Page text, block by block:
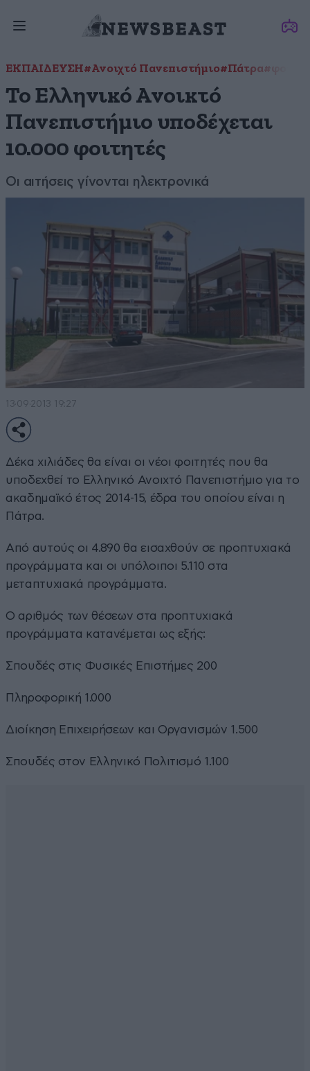
ΕΚΠΑΙΔΕΥΣΗ#Ανοιχτό Πανεπιστήμιο#Πάτρα
To Ελληνικό Ανοικτό
Πανεπιστήμιο υποδέχεται
10.000 φοιτητές
Οι αιτήσεις γίνονται ηλεκτρονικά
13·09·2013 19:27
Δέκα χιλιάδες θα είναι οι νέοι φοιτητές που θα
υποδεχθεί το Ελληνικό Ανοιχτό Πανεπιστήμιο για το
ακαδημαϊκό έτος 2014-15, έδρα του οποίου είναι η
Πάτρα.
Από αυτούς οι 4.890 θα εισαχθούν σε προπτυχιακά
προγράμματα και οι υπόλοιποι 5.110 στα
μεταπτυχιακά προγράμματα.
Ο αριθμός των θέσεων στα προπτυχιακά
προγράμματα κατανέμεται ως εξής:
Σπουδές στις Φυσικές Επιστήμες 200
Πληροφορική 1.000
Διοίκηση Επιχειρήσεων και Οργανισμών 1.500
Σπουδές στον Ελληνικό Πολιτισμό 1.100